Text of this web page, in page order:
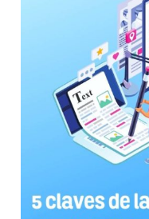
estructura
landing